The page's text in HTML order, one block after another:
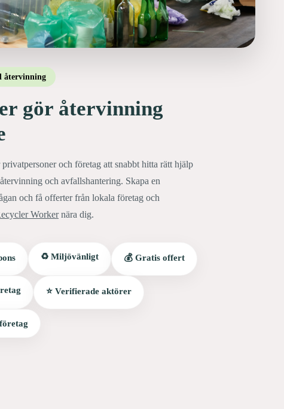
återvinning
gör återvinning
och företag att snabbt hitta rätt hjälp
och avfallshantering. Skapa en
och få offerter från lokala företag och
Workernära dig.
♻️ Miljövänligt 💰 Gratis offert
⭐ Verifierade aktörer